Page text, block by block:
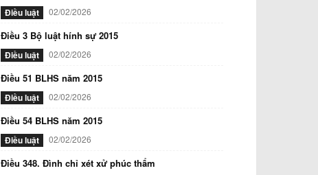
Điều luật 02/02/2026
Điều 3 Bộ luật hính sự 2015
Điều luật 02/02/2026
Điều 51 BLHS năm 2015
Điều luật 02/02/2026
Điều 54 BLHS năm 2015
Điều luật 02/02/2026
Điều 348. Đình chỉ xét xử phúc thẩm